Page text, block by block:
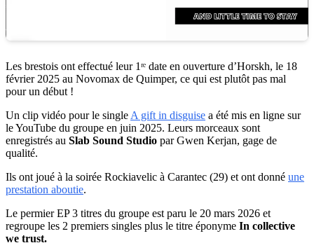
Les brestois ont effectué leur 1ʳᵉ date en ouverture d’Horskh, le 18
février 2025 au Novomax de Quimper, ce qui est plutôt pas mal
pour un début !
Un clip vidéo pour le single A gift in disguise a été mis en ligne sur
le YouTube du groupe en juin 2025. Leurs morceaux sont
enregistrés au Slab Sound Studio par Gwen Kerjan, gage de
qualité.
Ils ont joué à la soirée Rockiavelic à Carantec (29) et ont donné une
prestation aboutie.
Le permier EP 3 titres du groupe est paru le 20 mars 2026 et
regroupe les 2 premiers singles plus le titre éponyme In collective
we trust.